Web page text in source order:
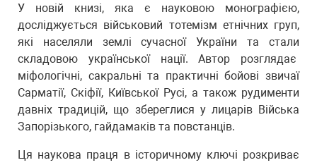
У новій книзі, яка є науковою монографією,
досліджується військовий тотемізм етнічних груп,
які населяли землі сучасної України та стали
складовою української нації. Автор розглядає
міфологічні, сакральні та практичні бойові звичаї
Сарматії, Скіфії, Київської Русі, а також рудименти
давніх традицій, що збереглися у лицарів Війська
Запорізького, гайдамаків та повстанців.
Ця наукова праця в історичному ключі розкриває